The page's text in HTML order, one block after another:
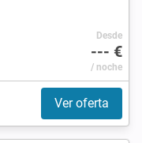
Desde
--- €
/ noche
Ver oferta